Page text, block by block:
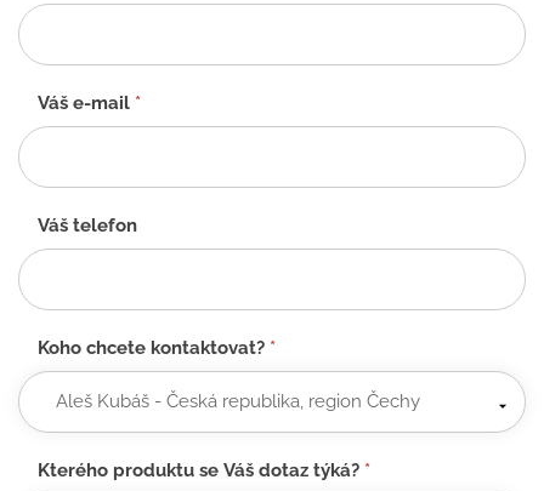
formulář
-
CZ
Váš e-mail *
Váš telefon
Koho chcete kontaktovat? *
Kterého produktu se Váš dotaz týká? *